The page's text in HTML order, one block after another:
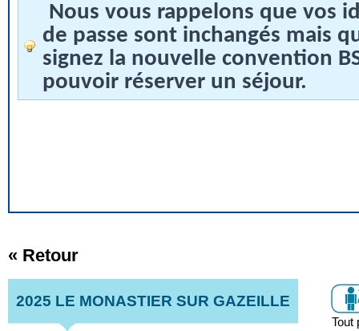
Nous vous rappelons que vos
de passe sont inchangés mais
signez la nouvelle convention
pouvoir réserver un séjour.
« Retour
2025 LE MONASTIER SUR GAZEILLE
Tout